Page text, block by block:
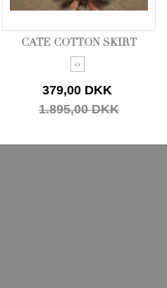
CATE COTTON SKIRT
0
379,00 DKK
1.895,00 DKK